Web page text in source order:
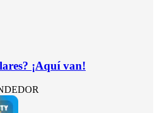
¡Aquí van!